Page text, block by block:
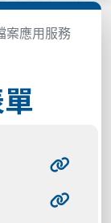
案應用服務